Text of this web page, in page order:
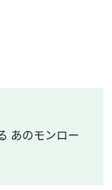
あのモンロー